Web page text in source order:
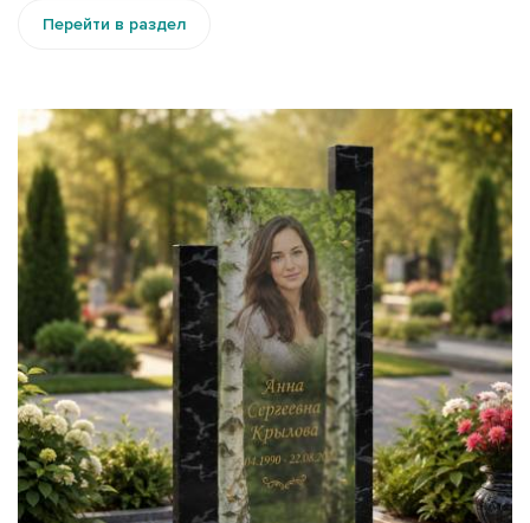
Перейти в раздел